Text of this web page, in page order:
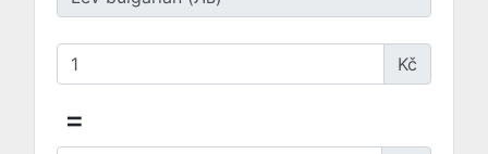
Kč
=